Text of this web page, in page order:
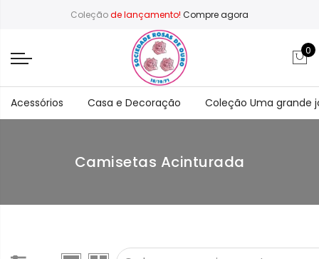
Coleçãode lançamento! Compre agora
0
Acessórios Casa e Decoração Coleção Uma grande
Camisetas Acinturada